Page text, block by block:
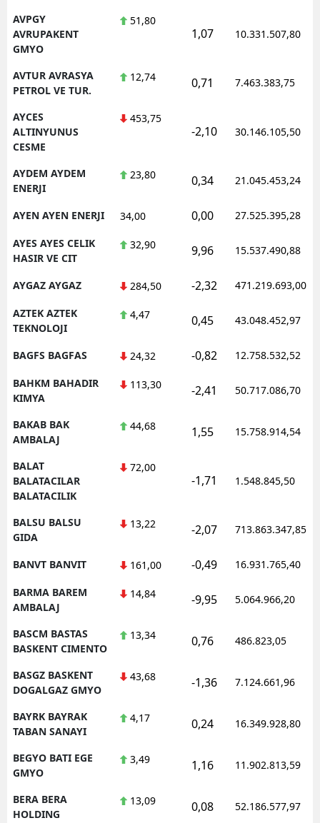
AVPGY
AVRUPAKENT
GMYO
51,80
1,07 10.331.507,80
AVTUR AVRASYA
PETROL VE TUR.
12,74 0,71 7.463.383,75
AYCES
ALTINYUNUS
CESME
453,75
-2,10 30.146.105,50
AYDEM AYDEM
ENERJI
23,80 0,34 21.045.453,24
AYEN AYEN ENERJI 34,00 0,00 27.525.395,28
AYES AYES CELIK
HASIR VE CIT
32,90 9,96 15.537.490,88
AYGAZ AYGAZ 284,50 -2,32 471.219.693,00
AZTEK AZTEK
TEKNOLOJI
4,47 0,45 43.048.452,97
BAGFS BAGFAS 24,32 -0,82 12.758.532,52
BAHKM BAHADIR
KIMYA
113,30 -2,41 50.717.086,70
BAKAB BAK
AMBALAJ
44,68 1,55 15.758.914,54
BALAT
BALATACILAR
BALATACILIK
72,00
-1,71 1.548.845,50
BALSU BALSU
GIDA
13,22 -2,07 713.863.347,85
BANVT BANVIT 161,00 -0,49 16.931.765,40
BARMA BAREM
AMBALAJ
14,84 -9,95 5.064.966,20
BASCM BASTAS
BASKENT CIMENTO
13,34 0,76 486.823,05
BASGZ BASKENT
DOGALGAZ GMYO
43,68 -1,36 7.124.661,96
BAYRK BAYRAK
TABAN SANAYI
4,17 0,24 16.349.928,80
BEGYO BATI EGE
GMYO
3,49 1,16 11.902.813,59
BERA BERA
HOLDING
13,09 0,08 52.186.577,97